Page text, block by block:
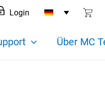
Login
Über MC